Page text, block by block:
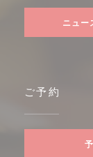
ニュー
ご予約